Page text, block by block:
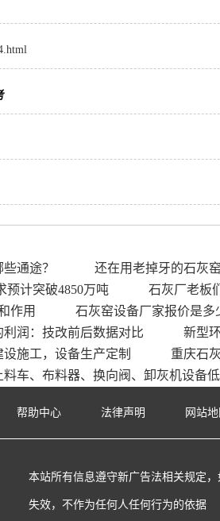
通途？ 还在用老掉牙的石灰
预计突破4850万吨
石灰厂老板
作用 石灰窑设备厂家报价是多
润：技改前后数据对比
新型
施工，设备生产定制 重庆石
料车、布料器、换向阀、卸灰机设备
帮助中心 法律声明 网站地
本站所有信息遵守新广告法相关规定
失效，不作为任何人任何行为的依据